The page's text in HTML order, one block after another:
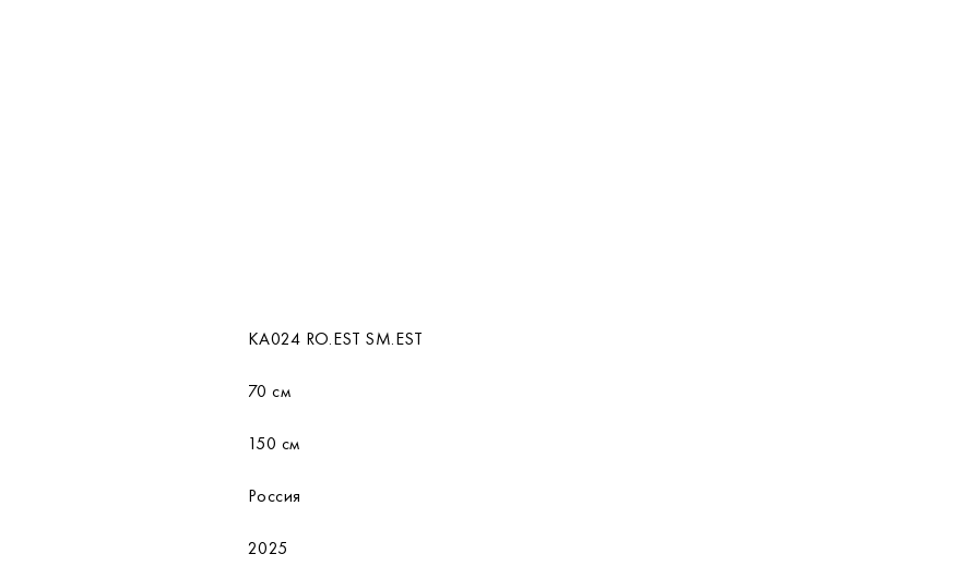
КA024 RO.EST SM.EST
70 см
150 см
Россия
2025